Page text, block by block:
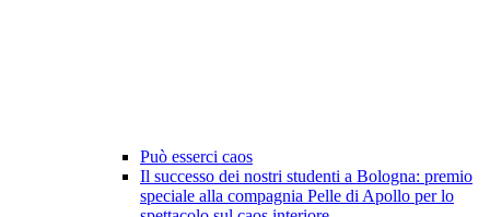
Può esserci caos
Il successo dei nostri studenti a Bologna: premio
speciale alla compagnia Pelle di Apollo per lo